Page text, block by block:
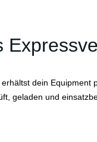
dein
geladen und